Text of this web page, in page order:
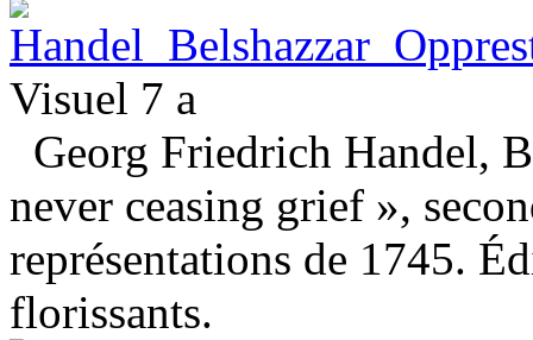
Visuel 7 a
Georg Friedrich Handel,
never ceasing grief »,
représentations de 1745.
florissants.